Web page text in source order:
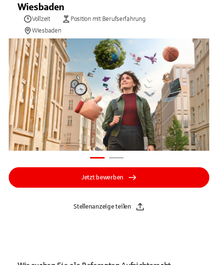
Wiesbaden
Vollzeit
Position mit Berufserfahrung
Wiesbaden
Jetzt bewerben
Stellenanzeige teilen